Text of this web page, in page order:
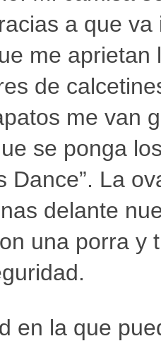
a que
me
de
me van
se ponga
Dance”. La
delante
una porra y
en la que